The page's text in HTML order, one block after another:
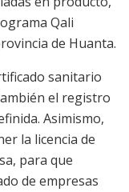
Qali
de Huanta.
sanitario
el registro
Asimismo,
la licencia de
para que
de empresas